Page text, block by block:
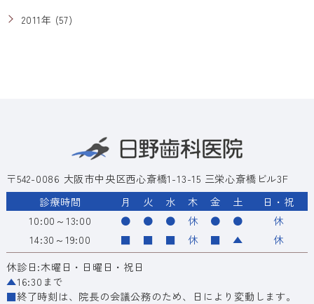
2011年 (57)
〒542-0086 大阪市中央区西心斎橋1-13-15 三栄心斎橋ビル3F
診療時間
月 火 水 木 金 土
日・祝
10:00～13:00
● ● ● 休 ● ●
休
14:30～19:00
■ ■ ■ 休 ■ ▲
休
休診日:木曜日・日曜日・祝日
▲16:30まで
■終了時刻は、院長の会議公務のため、日により変動します。